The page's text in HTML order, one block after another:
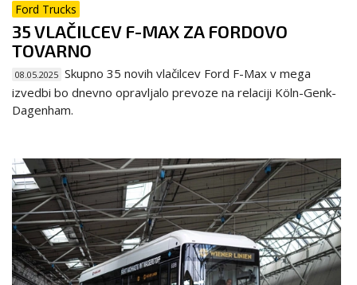
Ford Trucks
35 VLAČILCEV F-MAX ZA FORDOVO
TOVARNO
08.05.2025 Skupno 35 novih vlačilcev Ford F-Max v mega
izvedbi bo dnevno opravljalo prevoze na relaciji Köln-Genk-
Dagenham.